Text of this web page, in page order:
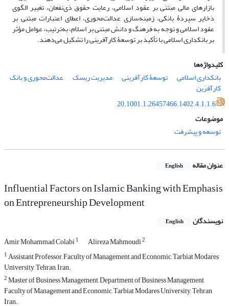
بازارهای مالی مبتنی بر عقود اسلامی، رعایت حقوق ذی‌نفعان، تغییر الگوی
ذخایر سپردۀ بانکی، زمینه‌سازی عدالت‌محوری، اعطای اعتبارات مبتنی بر
عقود اسلامی و توجه به فرهنگ و دانش مبتنی بر اسلام، به‌ترتیب، عوامل مؤثر
بر بانکداری اسلامی با تأکید بر توسعۀ کارآفرینی را تشکیل می‌دهند.
کلیدواژه‌ها
بانکداری اسلامی
توسعۀ کارآفرینی مدیریت ریسک عدالت‌محوری و بانک
کارآفرین
20.1001.1.26457466.1402.4.1.1.6
موضوعات
توسعه و پیشرفت
عنوان مقاله English
Influential Factors on Islamic Banking with Emphasis
on Entrepreneurship Development
نویسندگان English
Amir Mohammad Colabi1 Alireza Mahmoudi2
1Assistant Professor, Faculty of Management and Economic, Tarbiat Modares
University, Tehran, Iran.
2Master of Business Management, Department of Business Management,
Faculty of Management and Economic, Tarbiat Modares University, Tehran,
Iran.